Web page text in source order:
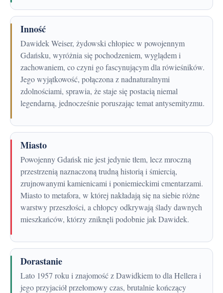
Inność
Dawidek Weiser, żydowski chłopiec w powojennym
Gdańsku, wyróżnia się pochodzeniem, wyglądem i
zachowaniem, co czyni go fascynującym dla rówieśników.
Jego wyjątkowość, połączona z nadnaturalnymi
zdolnościami, sprawia, że staje się postacią niemal
legendarną, jednocześnie poruszając temat antysemityzmu.
Miasto
Powojenny Gdańsk nie jest jedynie tłem, lecz mroczną
przestrzenią naznaczoną trudną historią i śmiercią,
zrujnowanymi kamienicami i poniemieckimi cmentarzami.
Miasto to metafora, w której nakładają się na siebie różne
warstwy przeszłości, a chłopcy odkrywają ślady dawnych
mieszkańców, którzy zniknęli podobnie jak Dawidek.
Dorastanie
Lato 1957 roku i znajomość z Dawidkiem to dla Hellera i
jego przyjaciół przełomowy czas, brutalnie kończący